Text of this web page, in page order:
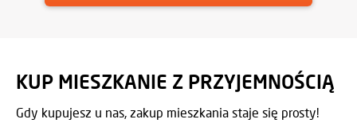
KUP MIESZKANIE Z PRZYJEMNOŚCIĄ
Gdy kupujesz u nas, zakup mieszkania staje się prosty!